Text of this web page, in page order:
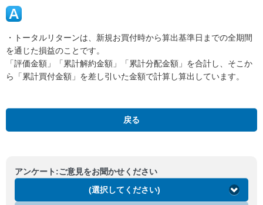
・トータルリターンは、新規お買付時から算出基準日までの全期間
を通じた損益のことです。
「評価金額」「累計解約金額」「累計分配金額」を合計し、そこか
ら「累計買付金額」を差し引いた金額で計算し算出しています。
戻る
アンケート:ご意見をお聞かせください
(選択してください)